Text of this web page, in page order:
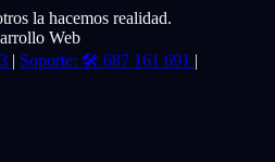
la hacemos realidad.
Web
| Soporte: 🛠️ 687 161 691 |